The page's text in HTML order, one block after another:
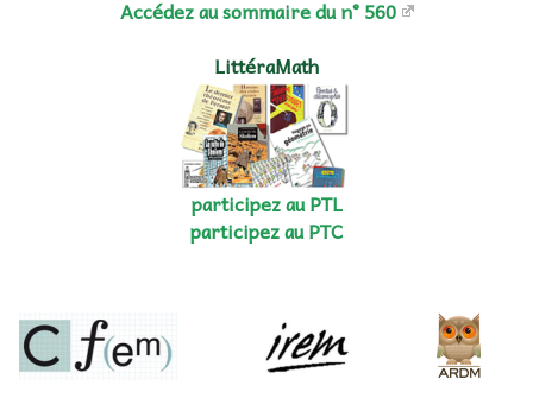
Accédez au sommaire du n° 560
LittéraMath
participez au PTL
participez au PTC